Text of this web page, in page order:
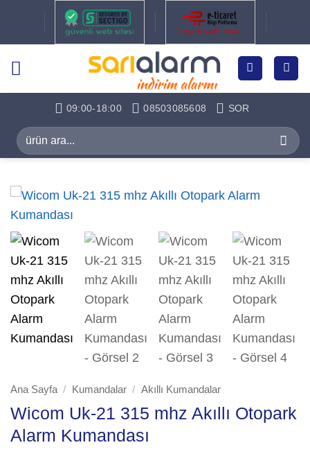
09:00-18:00 08503085608 SOR
Ara:
Ana Sayfa / Kumandalar / Akıllı Kumandalar
Wicom Uk-21 315 mhz Akıllı Otopark
Alarm Kumandası